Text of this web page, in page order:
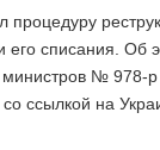
процедуру
его списания. Об
№ 978-р
ссылкой на